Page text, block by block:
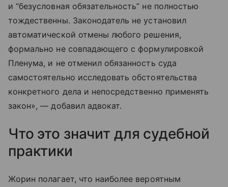
и “безусловная обязательность” не полностью
тождественны. Законодатель не установил
автоматической отмены любого решения,
формально не совпадающего с формулировкой
Пленума, и не отменил обязанность суда
самостоятельно исследовать обстоятельства
конкретного дела и непосредственно применять
закон», — добавил адвокат.
Что это значит для судебной
практики
Жорин полагает, что наиболее вероятным